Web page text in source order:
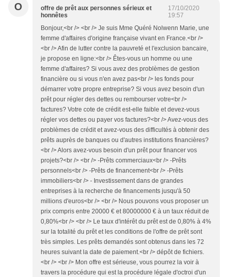
O
offre de prêt aux personnes sérieux et
honnêtes
17/10/2020
19:57
Bonjour,<br /> <br /> Je suis Mme Quéré Nolwenn Marie, une
femme d'affaires d'origine française vivant en France.<br />
<br /> Afin de lutter contre la pauvreté et l'exclusion bancaire,
je propose en ligne:<br /> Êtes-vous un homme ou une
femme d'affaires? Si vous avez des problèmes de gestion
financière ou si vous n'en avez pas<br /> les fonds pour
démarrer votre propre entreprise? Si vous avez besoin d'un
prêt pour régler des dettes ou rembourser votre<br />
factures? Votre cote de crédit est-elle faible et devez-vous
régler vos dettes ou payer vos factures?<br /> Avez-vous des
problèmes de crédit et avez-vous des difficultés à obtenir des
prêts auprès de banques ou d'autres institutions financières?
<br /> Alors avez-vous besoin d'un prêt pour financer vos
projets?<br /> <br /> -Prêts commerciaux<br /> -Prêts
personnels<br /> -Prêts de financement<br /> -Prêts
immobiliers<br /> - Investissement dans de grandes
entreprises à la recherche de financements jusqu'à 50
millions d'euros<br /> <br /> Nous pouvons vous proposer un
prix compris entre 20000 € et 80000000 € à un taux réduit de
0,80%<br /> <br /> Le taux d'intérêt du prêt est de 0,80% à 4%
sur la totalité du prêt et les conditions de l'offre de prêt sont
très simples. Les prêts demandés sont obtenus dans les 72
heures suivant la date de paiement.<br /> dépôt de fichiers.
<br /> <br /> Mon offre est sérieuse, vous pourrez la voir à
travers la procédure qui est la procédure légale d'octroi d'un